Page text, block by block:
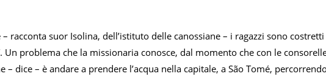
– racconta suor Isolina, dell’istituto delle canossiane – i ragazzi sono
Un problema che la missionaria conosce, dal momento che con le
– dice – è andare a prendere l’acqua nella capitale, a São Tomé,